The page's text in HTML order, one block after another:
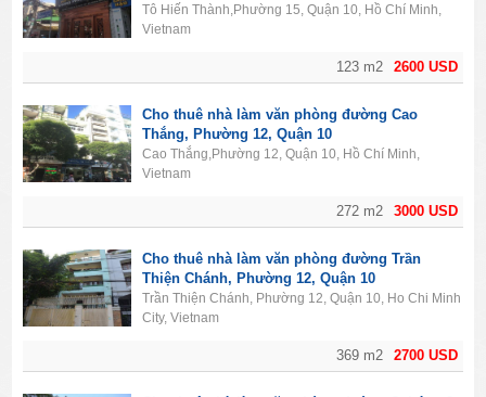
2600 USD
123 m2
Tô Hiến Thành,Phường 15, Quận 10, Hồ Chí Minh,
Vietnam
3000 USD
272 m2
Cho thuê nhà làm văn phòng đường Cao
Thắng, Phường 12, Quận 10
Cao Thắng,Phường 12, Quận 10, Hồ Chí Minh,
Vietnam
2700 USD
369 m2
Cho thuê nhà làm văn phòng đường Trần
Thiện Chánh, Phường 12, Quận 10
Trần Thiện Chánh, Phường 12, Quận 10, Ho Chi Minh
City, Vietnam